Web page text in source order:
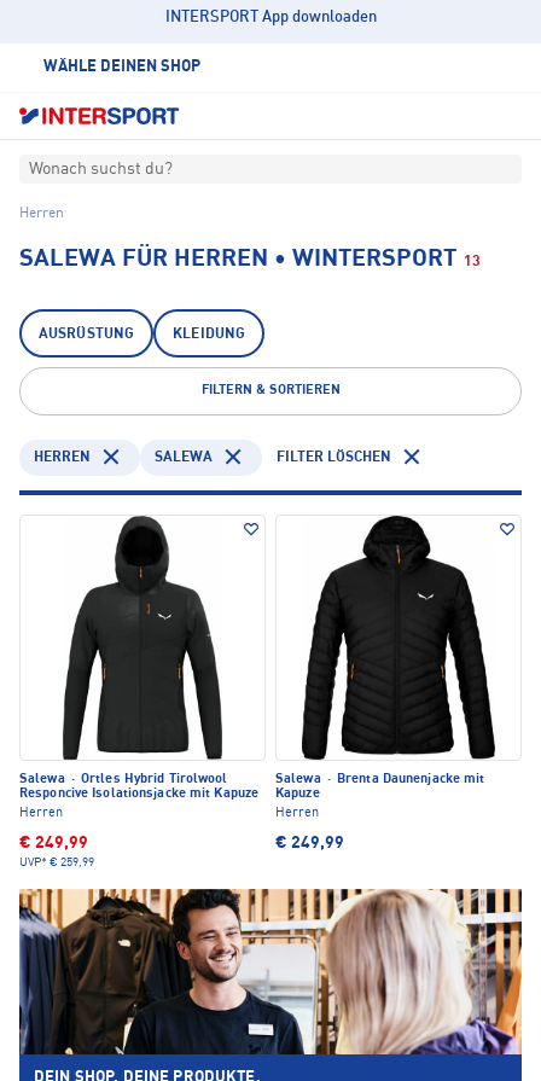
INTERSPORT App downloaden
WÄHLE DEINEN SHOP
Wonach suchst du?
Herren
SALEWA FÜR HERREN • WINTERSPORT 13
AUSRÜSTUNG KLEIDUNG
FILTERN & SORTIEREN
HERREN SALEWA FILTER LÖSCHEN
Salewa · Ortles Hybrid Tirolwool
Responcive Isolationsjacke mit Kapuze
Herren
€ 249,99
UVP* € 259,99
Salewa ·
Brenta Daunenjacke mit
Kapuze
Herren
€ 249,99